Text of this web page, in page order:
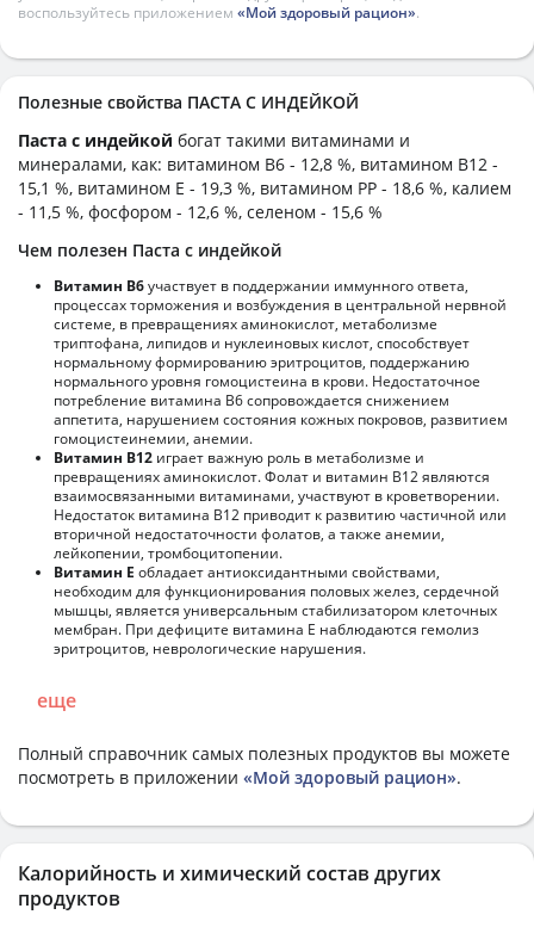
воспользуйтесь приложением «Мой здоровый рацион».
Полезные свойства ПАСТА С ИНДЕЙКОЙ
Паста с индейкой богат такими витаминами и
минералами, как: витамином B6 - 12,8 %, витамином B12 -
15,1 %, витамином E - 19,3 %, витамином PP - 18,6 %, калием
- 11,5 %, фосфором - 12,6 %, селеном - 15,6 %
Чем полезен Паста с индейкой
Витамин В6участвует в поддержании иммунного ответа,
процессах торможения и возбуждения в центральной нервной
системе, в превращениях аминокислот, метаболизме
триптофана, липидов и нуклеиновых кислот, способствует
нормальному формированию эритроцитов, поддержанию
нормального уровня гомоцистеина в крови. Недостаточное
потребление витамина В6 сопровождается снижением
аппетита, нарушением состояния кожных покровов, развитием
гомоцистеинемии, анемии.
Витамин В12 играет важную роль в метаболизме и
превращениях аминокислот. Фолат и витамин В12 являются
взаимосвязанными витаминами, участвуют в кроветворении.
Недостаток витамина В12 приводит к развитию частичной или
вторичной недостаточности фолатов, а также анемии,
лейкопении, тромбоцитопении.
Витамин Е обладает антиоксидантными свойствами,
необходим для функционирования половых желез, сердечной
мышцы, является универсальным стабилизатором клеточных
мембран. При дефиците витамина Е наблюдаются гемолиз
эритроцитов, неврологические нарушения.
еще
Полный справочник самых полезных продуктов вы можете
посмотреть в приложении «Мой здоровый рацион».
Калорийность и химический состав других
продуктов